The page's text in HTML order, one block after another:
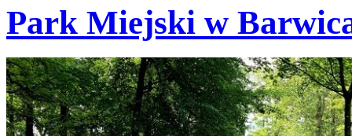
Park Miejski w